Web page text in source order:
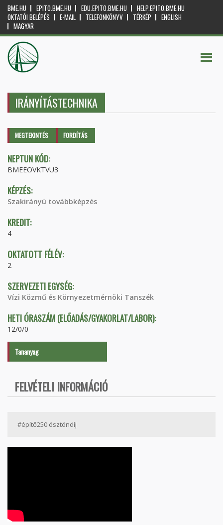
BME.HU EPITO.BME.HU EDU.EPITO.BME.HU
HELP.EPITO.BME.HU
OKTATÓI BELÉPÉS
E-MAIL TELEFONKÖNYV TÉRKÉP
ENGLISH
MAGYAR
IRÁNYÍTÁSTECHNIKA
Elsődleges fülek
MEGTEKINTÉS (AKTÍVFORDÍTÁS
NEPTUN KÓD:
BMEEOVKTVU3
KÉPZÉS:
Szakirányú továbbképzés
KREDIT:
4
OKTATOTT FÉLÉV:
2
SZERVEZETI EGYSÉG:
Vízi Közmű és Környezetmérnöki Tanszék
HETI ÓRASZÁM (ELŐADÁS/GYAKORLAT/LABOR):
12/0/0
Tananyag
FELVÉTELI INFORMÁCIÓ
#építő250 ösztöndíj